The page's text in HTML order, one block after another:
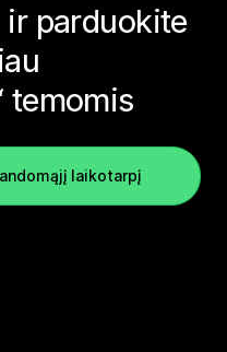
parduokite
temomis
laikotarpį